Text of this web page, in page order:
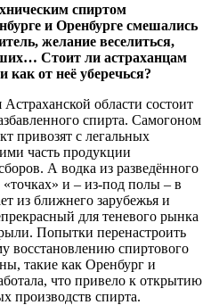
спиртом
и Оренбурге смешались
желание веселиться,
Стоит ли астраханцам
как от неё уберечься?
области состоит
спирта. Самогоном
привозят с легальных
часть продукции
А водка из разведённого
и – из-под полы – в
из ближнего зарубежья и
для теневого рынка
Попытки перенастроить
восстановлению спиртового
такие как Оренбург и
что привело к открытию
производств спирта.